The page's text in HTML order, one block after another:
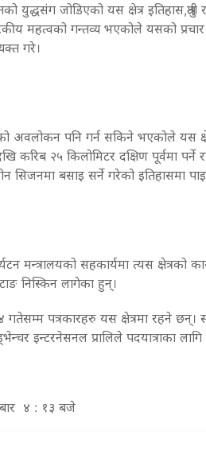
युद्धसंग जोडिएको यस क्षेत्र इतिहास,श्रुती
महत्वको गन्तव्य भएकोले यसको प्रचार
गरे।
अवलोकन पनि गर्न सकिने भएकोले यस
करिब २५ किलोमिटर दक्षिण पूर्वमा पर्ने
सिजनमा बसाइ सर्ने गरेको इतिहासमा
मन्त्रालयको सहकार्यमा त्यस क्षेत्रको
निस्किन लागेका हुन्।
गतेसम्म पत्रकारहरु यस क्षेत्रमा रहने छन्।
इन्टरनेसनल प्रालिले पदयात्राका
४ : १३ बजे